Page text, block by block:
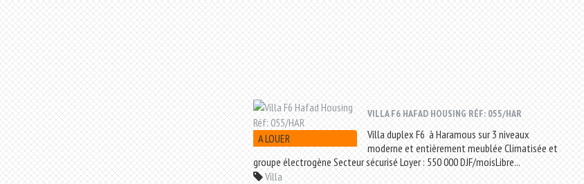
A LOUER
VILLA F6 HAFAD HOUSING RÉF: 055/HAR
Villa duplex F6 à Haramous sur 3 niveaux
moderne et entièrement meublée Climatisée et
groupe électrogène Secteur sécurisé Loyer : 550 000 DJF/moisLibre...
Villa